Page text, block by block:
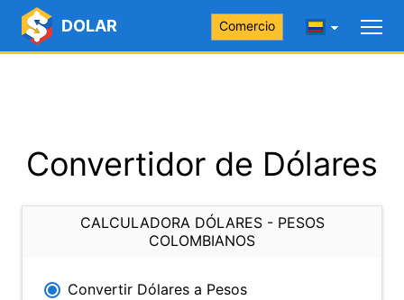
DOLAR Comercio
Convertidor de Dólares
CALCULADORA DÓLARES - PESOS
COLOMBIANOS
Convertir Dólares a Pesos